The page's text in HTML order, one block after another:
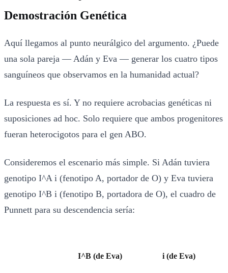
Demostración Genética
Aquí llegamos al punto neurálgico del argumento. ¿Puede
una sola pareja — Adán y Eva — generar los cuatro tipos
sanguíneos que observamos en la humanidad actual?
La respuesta es sí. Y no requiere acrobacias genéticas ni
suposiciones ad hoc. Solo requiere que ambos progenitores
fueran heterocigotos para el gen ABO.
Consideremos el escenario más simple. Si Adán tuviera
genotipo I^A i (fenotipo A, portador de O) y Eva tuviera
genotipo I^B i (fenotipo B, portadora de O), el cuadro de
Punnett para su descendencia sería:
I^B (de Eva) i (de Eva)